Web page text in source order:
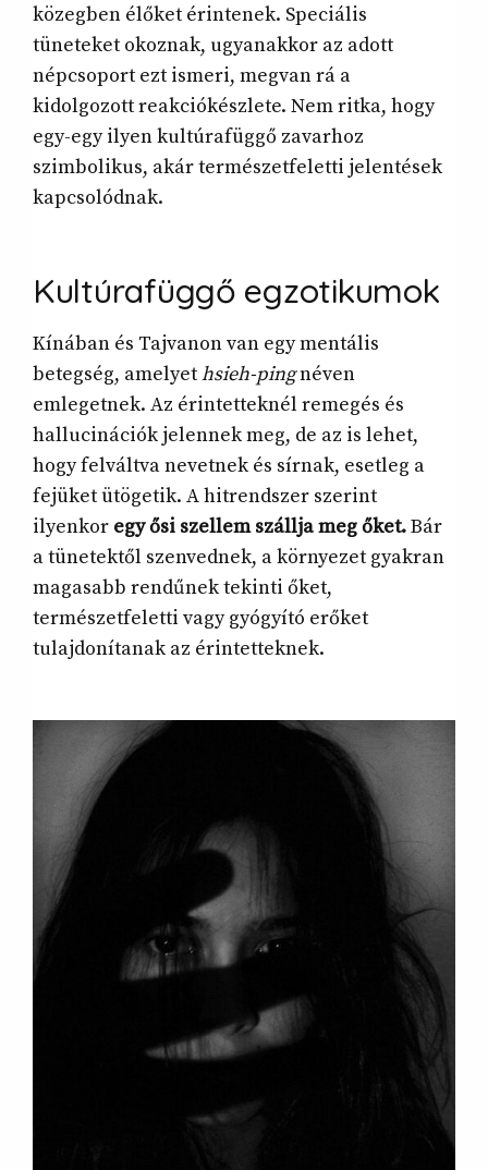
közegben élőket érintenek. Speciális
tüneteket okoznak, ugyanakkor az adott
népcsoport ezt ismeri, megvan rá a
kidolgozott reakciókészlete. Nem ritka, hogy
egy-egy ilyen kultúrafüggő zavarhoz
szimbolikus, akár természetfeletti jelentések
kapcsolódnak.
Kultúrafüggő egzotikumok
Kínában és Tajvanon van egy mentális
betegség, amelyethsieh-pingnéven
emlegetnek. Az érintetteknél remegés és
hallucinációk jelennek meg, de az is lehet,
hogy felváltva nevetnek és sírnak, esetleg a
fejüket ütögetik. A hitrendszer szerint
ilyenkor egy ősi szellem szállja meg őket.Bár
a tünetektől szenvednek, a környezet gyakran
magasabb rendűnek tekinti őket,
természetfeletti vagy gyógyító erőket
tulajdonítanak az érintetteknek.